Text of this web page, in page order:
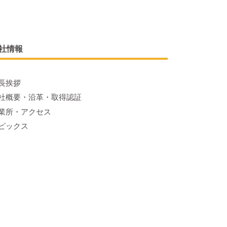
情報
挨拶
概要・沿革・取得認証
所・アクセス
ックス